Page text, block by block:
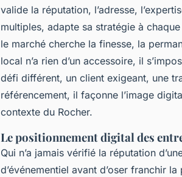
valide la réputation, l’adresse,
multiples, adapte sa stratégie à
le marché cherche la finesse, la
local n’a rien d’un accessoire, il
défi différent, un client exigeant, une
référencement, il façonne l’image
contexte du Rocher.
Le positionnement digital des
Qui n’a jamais vérifié la réputation
d’événementiel avant d’oser franchir